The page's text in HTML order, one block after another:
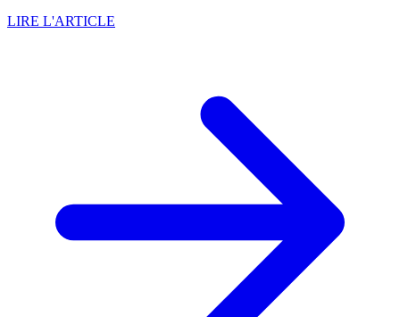
LIRE L'ARTICLE